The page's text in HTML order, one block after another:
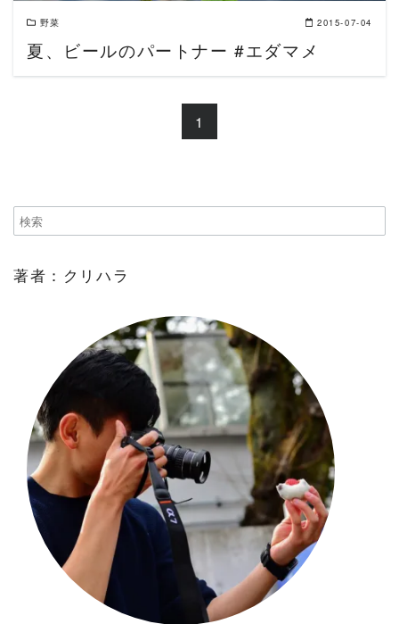
野菜 2015-07-04
夏、ビールのパートナー #エダマメ
1
著者：クリハラ